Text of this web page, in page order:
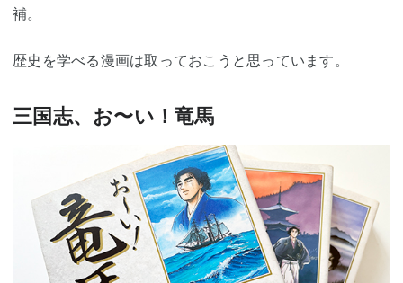
補。
歴史を学べる漫画は取っておこうと思っています。
三国志、お〜い！竜馬